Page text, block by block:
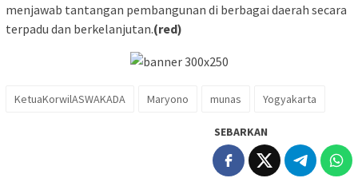
menjawab tantangan pembangunan di berbagai daerah secara
terpadu dan berkelanjutan.(red)
KetuaKorwilASWAKADA Maryono munas Yogyakarta
SEBARKAN